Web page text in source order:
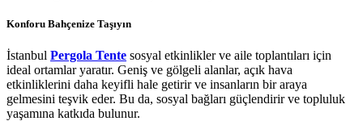
Konforu Bahçenize Taşıyın
İstanbul Pergola Tente sosyal etkinlikler ve aile toplantıları için
ideal ortamlar yaratır. Geniş ve gölgeli alanlar, açık hava
etkinliklerini daha keyifli hale getirir ve insanların bir araya
gelmesini teşvik eder. Bu da, sosyal bağları güçlendirir ve topluluk
yaşamına katkıda bulunur.